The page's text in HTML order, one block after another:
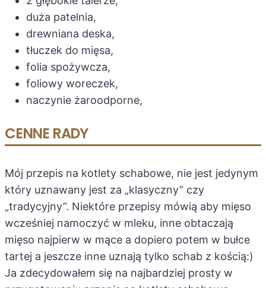
duża patelnia,
drewniana deska,
tłuczek do mięsa,
folia spożywcza,
foliowy woreczek,
naczynie żaroodporne,
CENNE RADY
Mój przepis na kotlety schabowe, nie jest jedynym
który uznawany jest za „klasyczny” czy
„tradycyjny”. Niektóre przepisy mówią aby mięso
wcześniej namoczyć w mleku, inne obtaczają
mięso najpierw w mące a dopiero potem w bułce
tartej a jeszcze inne uznają tylko schab z kością:)
Ja zdecydowałem się na najbardziej prosty w